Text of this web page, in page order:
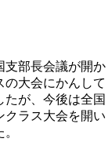
部長会議が開か
の大会にかんして
たが、今後は全国
クラス大会を開い